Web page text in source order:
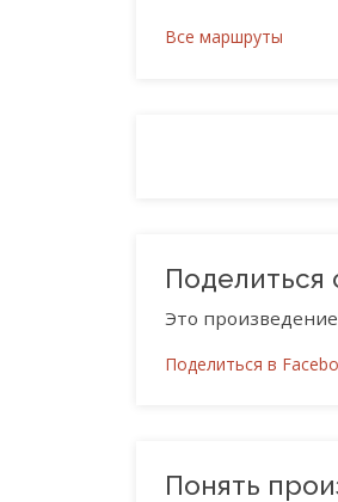
Все маршруты
Поделиться
Это
Поделиться в
Понять